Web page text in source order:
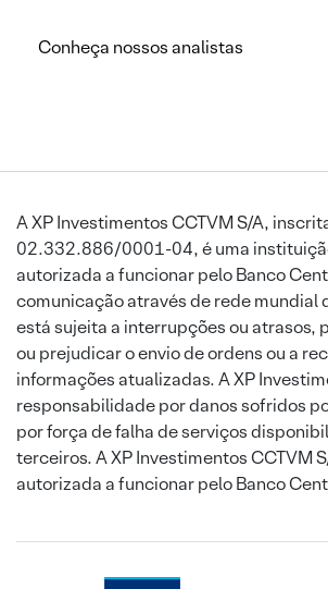
Conheça nossos analistas
A XP Investimentos CCTVM S/A,
02.332.886/0001-04, é uma
autorizada a funcionar pelo Banco
comunicação através de rede mundial
está sujeita a interrupções ou atrasos,
ou prejudicar o envio de ordens ou a
informações atualizadas. A XP
responsabilidade por danos sofridos
por força de falha de serviços
terceiros. A XP Investimentos CCTVM
autorizada a funcionar pelo Banco